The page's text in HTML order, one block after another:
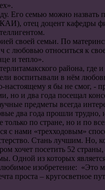
Его семью можно
отец доцент кафедры
своей семьи. По
любовью относиться к
и тепло».
района,
воспитывали в нём
настоящему я бы не смог,
но и два года посещал
предметы всегда
два года прошли
только по стране, но и по
с нами «трехходовым»
Стань лучшим. Но,
хочет посетить 52
Одной из которых
изобретение: «Это
проста – кругосветное